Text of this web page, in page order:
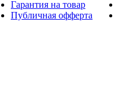
Гарантия на товар
Публичная офферта